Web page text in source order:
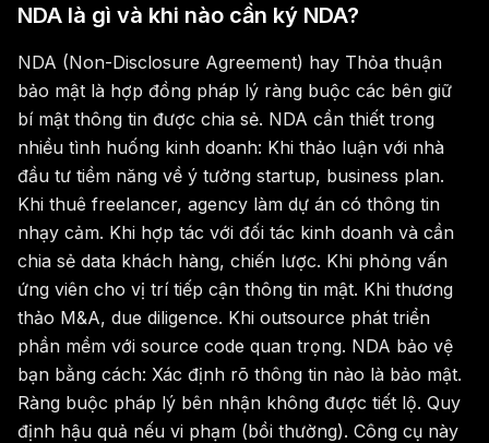
NDA là gì và khi nào cần ký NDA?
NDA (Non-Disclosure Agreement) hay Thỏa thuận
bảo mật là hợp đồng pháp lý ràng buộc các bên giữ
bí mật thông tin được chia sẻ. NDA cần thiết trong
nhiều tình huống kinh doanh: Khi thảo luận với nhà
đầu tư tiềm năng về ý tưởng startup, business plan.
Khi thuê freelancer, agency làm dự án có thông tin
nhạy cảm. Khi hợp tác với đối tác kinh doanh và cần
chia sẻ data khách hàng, chiến lược. Khi phỏng vấn
ứng viên cho vị trí tiếp cận thông tin mật. Khi thương
thảo M&A, due diligence. Khi outsource phát triển
phần mềm với source code quan trọng. NDA bảo vệ
bạn bằng cách: Xác định rõ thông tin nào là bảo mật.
Ràng buộc pháp lý bên nhận không được tiết lộ. Quy
định hậu quả nếu vi phạm (bồi thường). Công cụ này